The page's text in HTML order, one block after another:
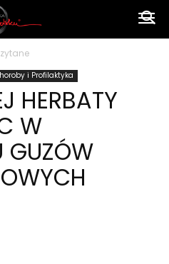
i Profilaktyka
HERBATY
W
GUZÓW